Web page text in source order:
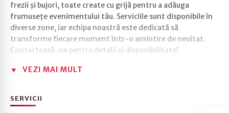
frezii și bujori, toate create cu grijă pentru a adăuga
frumusețe evenimentului tău. Serviciile sunt disponibile în
diverse zone, iar echipa noastră este dedicată să
transforme fiecare moment într-o amintire de neuitat.
Contactează-ne pentru detalii și disponibilitate!
VEZI MAI MULT
SERVICII